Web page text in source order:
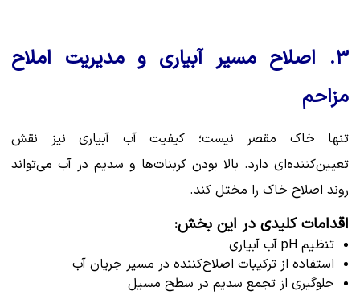
۳. اصلاح مسیر آبیاری و مدیریت املاح
مزاحم
تنها خاک مقصر نیست؛ کیفیت آب آبیاری نیز نقش
تعیین‌کننده‌ای دارد. بالا بودن کربنات‌ها و سدیم در آب می‌تواند
روند اصلاح خاک را مختل کند.
اقدامات کلیدی در این بخش:
تنظیم pH آب آبیاری
استفاده از ترکیبات اصلاح‌کننده در مسیر جریان آب
جلوگیری از تجمع سدیم در سطح مسیل